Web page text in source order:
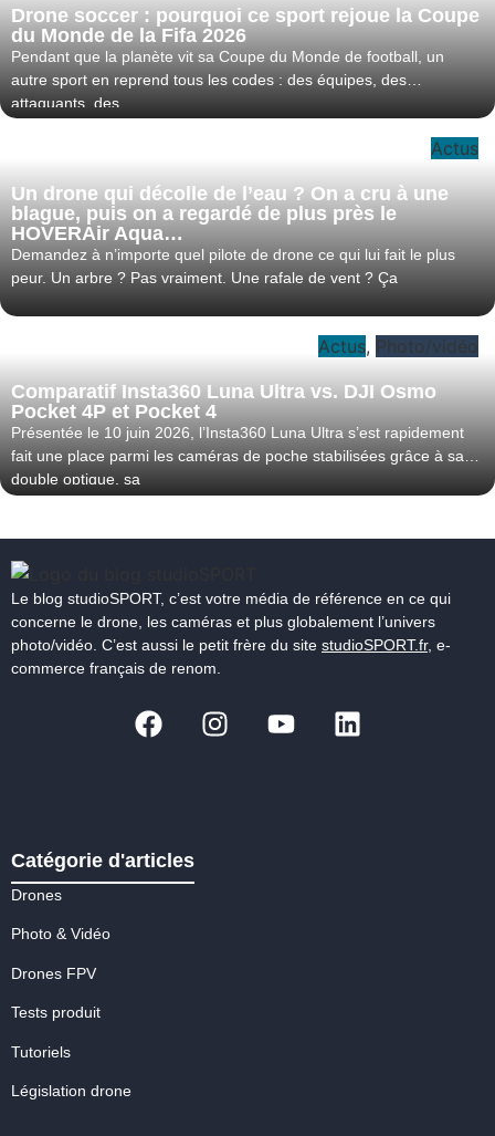
Drone soccer : pourquoi ce sport rejoue la Coupe
du Monde de la Fifa 2026
Pendant que la planète vit sa Coupe du Monde de football, un
autre sport en reprend tous les codes : des équipes, des
attaquants, des
Actus
Un drone qui décolle de l’eau ? On a cru à une
blague, puis on a regardé de plus près le
HOVERAir Aqua…
Demandez à n’importe quel pilote de drone ce qui lui fait le plus
peur. Un arbre ? Pas vraiment. Une rafale de vent ? Ça
Actus, Photo/vidéo
Comparatif Insta360 Luna Ultra vs. DJI Osmo
Pocket 4P et Pocket 4
Présentée le 10 juin 2026, l’Insta360 Luna Ultra s’est rapidement
fait une place parmi les caméras de poche stabilisées grâce à sa
double optique, sa
Le blog studioSPORT, c’est votre média de référence en ce qui
concerne le drone, les caméras et plus globalement l’univers
photo/vidéo. C’est aussi le petit frère du site studioSPORT.fr, e-
commerce français de renom.
Catégorie d'articles
Drones
Photo & Vidéo
Drones FPV
Tests produit
Tutoriels
Législation drone